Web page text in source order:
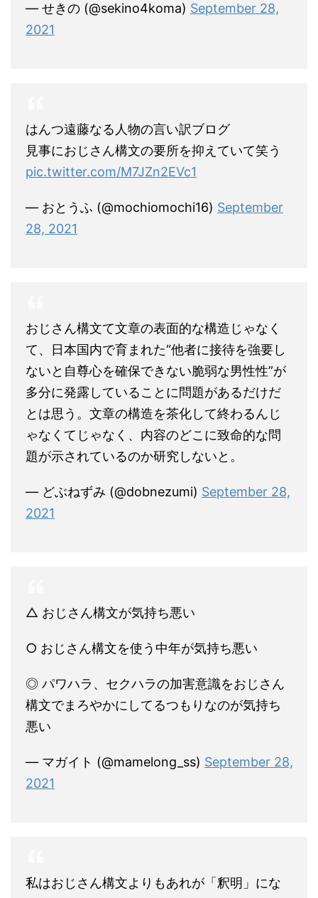
— せきの (@sekino4koma) September 28,
2021
はんつ遠藤なる人物の言い訳ブログ
見事におじさん構文の要所を抑えていて笑う
pic.twitter.com/M7JZn2EVc1
— おとうふ (@mochiomochi16) September
28, 2021
おじさん構文て文章の表面的な構造じゃなく
て、日本国内で育まれた“他者に接待を強要し
ないと自尊心を確保できない脆弱な男性性”が
多分に発露していることに問題があるだけだ
とは思う。文章の構造を茶化して終わるんじ
ゃなくてじゃなく、内容のどこに致命的な問
題が示されているのか研究しないと。
— どぶねずみ (@dobnezumi) September 28,
2021
△ おじさん構文が気持ち悪い
○ おじさん構文を使う中年が気持ち悪い
◎ パワハラ、セクハラの加害意識をおじさん
構文でまろやかにしてるつもりなのが気持ち
悪い
— マガイト (@mamelong_ss) September 28,
2021
私はおじさん構文よりもあれが「釈明」にな